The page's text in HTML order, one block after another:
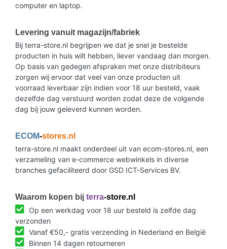
computer en laptop.
Levering vanuit magazijn/fabriek
Bij terra-store.nl begrijpen we dat je snel je bestelde
producten in huis wilt hebben, liever vandaag dan morgen.
Op basis van gedegen afspraken met onze distribiteurs
zorgen wij ervoor dat veel van onze producten uit
voorraad leverbaar zijn indien voor 18 uur besteld, vaak
dezelfde dag verstuurd worden zodat deze de volgende
dag bij jouw geleverd kunnen worden.
ECOM-stores.nl
terra-store.nl maakt onderdeel uit van ecom-stores.nl, een
verzameling van e-commerce webwinkels in diverse
branches gefaciliteerd door GSD ICT-Services BV.
Waarom kopen bij terra-store.nl
Op een werkdag voor 18 uur besteld is zelfde dag
verzonden
Vanaf €50,- gratis verzending in Nederland en België
Binnen 14 dagen retourneren